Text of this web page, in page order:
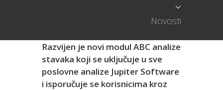
Novosti
Razvijen je novi modul ABC analize
stavaka koji se uključuje u sve
poslovne analize Jupiter Software
i isporučuje se korisnicima kroz